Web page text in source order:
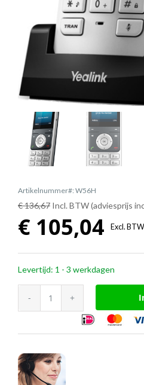
Artikelnummer#: W56H
€ 136,67 Incl. BTW (adviesprijs
€ 105,04 Excl. BTW
Levertijd: 1 - 3 werkdagen
W56H
(NL)
aantal